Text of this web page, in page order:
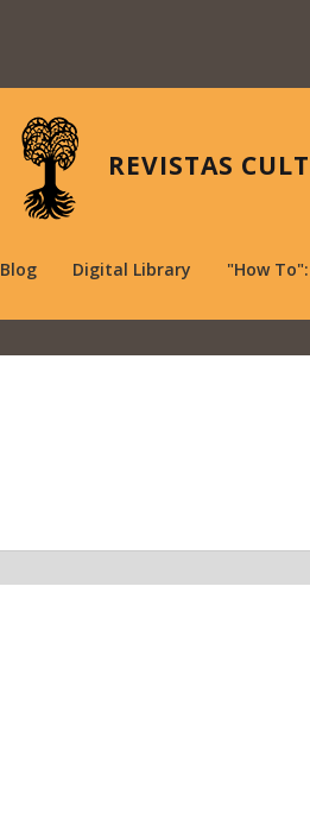
REVISTAS
Blog Digital Library "How